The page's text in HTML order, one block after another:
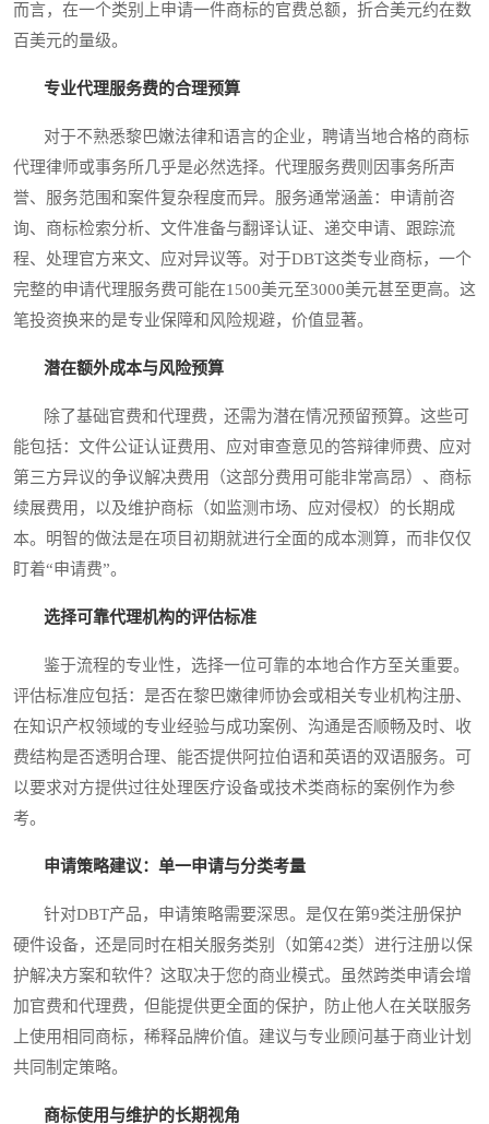
而言，在一个类别上申请一件商标的官费总额，折合美元约在数
百美元的量级。
专业代理服务费的合理预算
对于不熟悉黎巴嫩法律和语言的企业，聘请当地合格的商标
代理律师或事务所几乎是必然选择。代理服务费则因事务所声
誉、服务范围和案件复杂程度而异。服务通常涵盖：申请前咨
询、商标检索分析、文件准备与翻译认证、递交申请、跟踪流
程、处理官方来文、应对异议等。对于DBT这类专业商标，一个
完整的申请代理服务费可能在1500美元至3000美元甚至更高。这
笔投资换来的是专业保障和风险规避，价值显著。
潜在额外成本与风险预算
除了基础官费和代理费，还需为潜在情况预留预算。这些可
能包括：文件公证认证费用、应对审查意见的答辩律师费、应对
第三方异议的争议解决费用（这部分费用可能非常高昂）、商标
续展费用，以及维护商标（如监测市场、应对侵权）的长期成
本。明智的做法是在项目初期就进行全面的成本测算，而非仅仅
盯着“申请费”。
选择可靠代理机构的评估标准
鉴于流程的专业性，选择一位可靠的本地合作方至关重要。
评估标准应包括：是否在黎巴嫩律师协会或相关专业机构注册、
在知识产权领域的专业经验与成功案例、沟通是否顺畅及时、收
费结构是否透明合理、能否提供阿拉伯语和英语的双语服务。可
以要求对方提供过往处理医疗设备或技术类商标的案例作为参
考。
申请策略建议：单一申请与分类考量
针对DBT产品，申请策略需要深思。是仅在第9类注册保护
硬件设备，还是同时在相关服务类别（如第42类）进行注册以保
护解决方案和软件？这取决于您的商业模式。虽然跨类申请会增
加官费和代理费，但能提供更全面的保护，防止他人在关联服务
上使用相同商标，稀释品牌价值。建议与专业顾问基于商业计划
共同制定策略。
商标使用与维护的长期视角